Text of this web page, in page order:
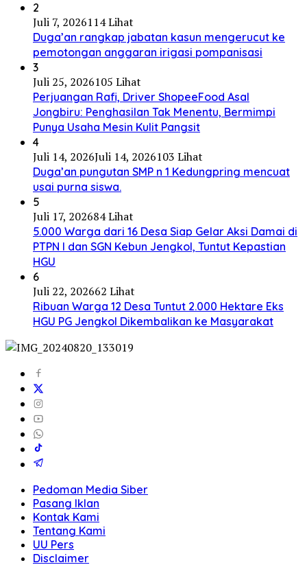
2
Juli 7, 2026114 Lihat
Duga’an rangkap jabatan kasun mengerucut ke
pemotongan anggaran irigasi pompanisasi
3
Juli 25, 2026105 Lihat
Perjuangan Rafi, Driver ShopeeFood Asal
Jongbiru: Penghasilan Tak Menentu, Bermimpi
Punya Usaha Mesin Kulit Pangsit
4
Juli 14, 2026Juli 14, 2026103 Lihat
Duga’an pungutan SMP n 1 Kedungpring mencuat
usai purna siswa.
5
Juli 17, 202684 Lihat
5.000 Warga dari 16 Desa Siap Gelar Aksi Damai di
PTPN I dan SGN Kebun Jengkol, Tuntut Kepastian
HGU
6
Juli 22, 202662 Lihat
Ribuan Warga 12 Desa Tuntut 2.000 Hektare Eks
HGU PG Jengkol Dikembalikan ke Masyarakat
Pedoman Media Siber
Pasang Iklan
Kontak Kami
Tentang Kami
UU Pers
Disclaimer